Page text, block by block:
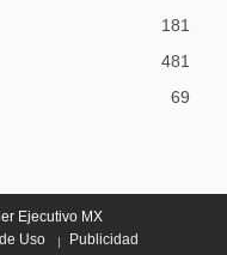
181
481
69
Ejecutivo MX
Uso Publicidad